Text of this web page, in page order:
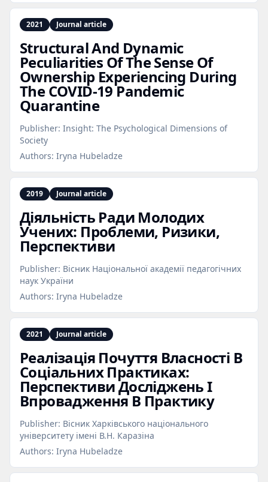
2021 Journal article
Structural And Dynamic
Peculiarities Of The Sense Of
Ownership Experiencing During
The COVID‑19 Pandemic
Quarantine
Publisher: Insight: The Psychological Dimensions of
Society
Authors: Iryna Hubeladze
2019 Journal article
Діяльність Ради Молодих
Учених: Проблеми, Ризики,
Перспективи
Publisher: Вісник Національної академії педагогічних
наук України
Authors: Iryna Hubeladze
2021 Journal article
Реалізація Почуття Власності В
Соціальних Практиках:
Перспективи Досліджень І
Впровадження В Практику
Publisher: Вісник Харківського національного
університету імені В.Н. Каразіна
Authors: Iryna Hubeladze